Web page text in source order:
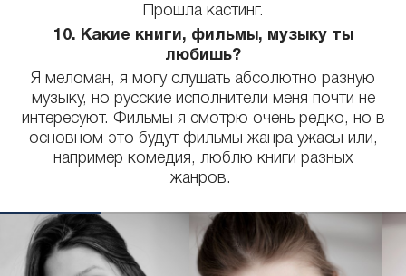
Прошла кастинг.
10. Какие книги, фильмы, музыку ты
любишь?
Я меломан, я могу слушать абсолютно разную
музыку, но русские исполнители меня почти не
интересуют. Фильмы я смотрю очень редко, но в
основном это будут фильмы жанра ужасы или,
например комедия, люблю книги разных
жанров.